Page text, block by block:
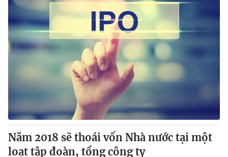
Năm 2018 sẽ thoái vốn Nhà nước tại một
loạt tập đoàn, tổng công ty